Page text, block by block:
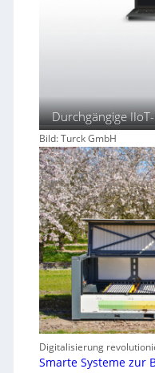
Durchgängige
Bild: Turck GmbH
Digitalisierung
Smarte Systeme zur